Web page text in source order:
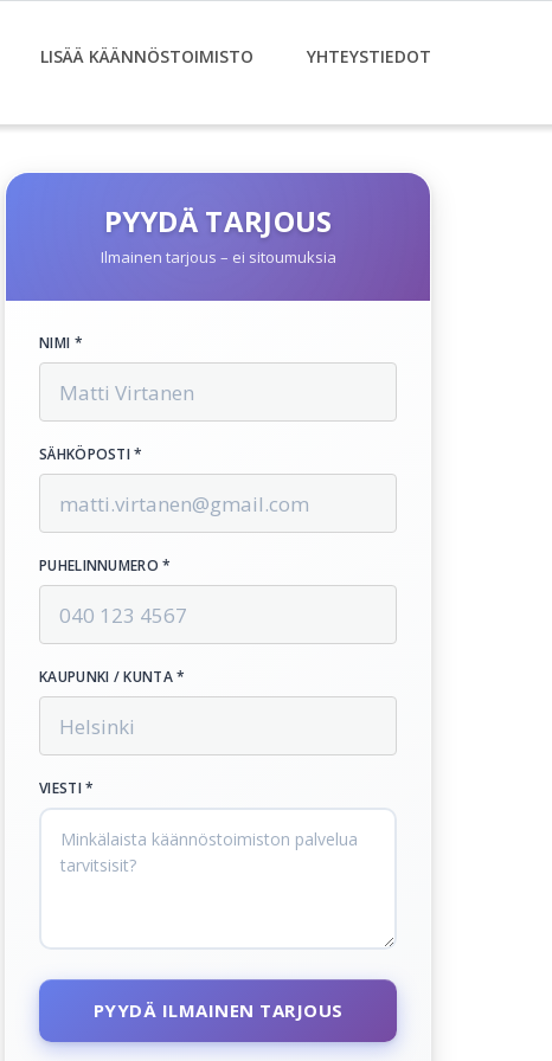
LISÄÄ KÄÄNNÖSTOIMISTO YHTEYSTIEDOT
PYYDÄ TARJOUS
Ilmainen tarjous – ei sitoumuksia
NIMI *
SÄHKÖPOSTI *
PUHELINNUMERO *
KAUPUNKI / KUNTA *
VIESTI *
PYYDÄ ILMAINEN TARJOUS